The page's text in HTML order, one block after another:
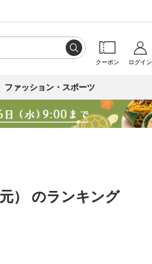
クーポン ログイン
ファッション・スポーツ
） のランキング